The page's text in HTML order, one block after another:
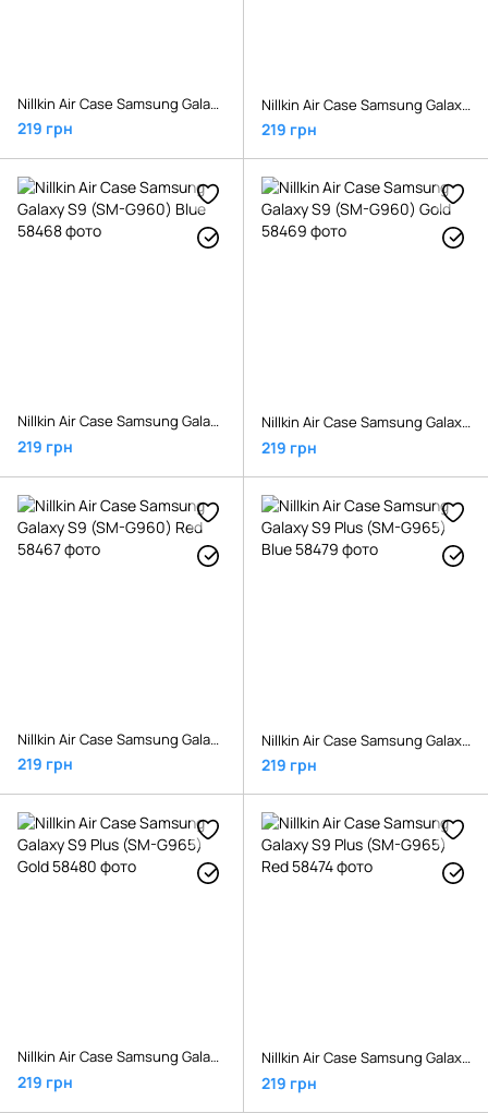
Nillkin Air Case Samsung Galaxy A8 Plus (SM-A730) Gold
219 грн
Nillkin Air Case Samsung Galaxy A8 Plus (SM-A730) Red
219 грн
Nillkin Air Case Samsung Galaxy S9 (SM-G960) Blue
219 грн
Nillkin Air Case Samsung Galaxy S9 (SM-G960) Gold
219 грн
Nillkin Air Case Samsung Galaxy S9 (SM-G960) Red
219 грн
Nillkin Air Case Samsung Galaxy S9 Plus (SM-G965) Blue
219 грн
Nillkin Air Case Samsung Galaxy S9 Plus (SM-G965) Gold
219 грн
Nillkin Air Case Samsung Galaxy S9 Plus (SM-G965) Red
219 грн